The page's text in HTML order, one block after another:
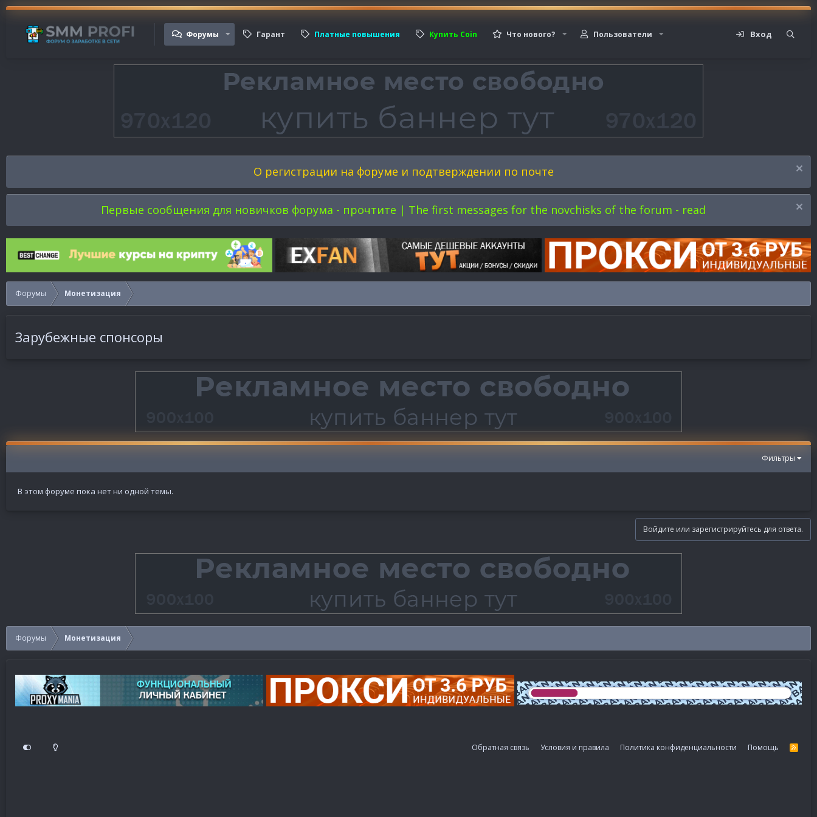
Форумы Гарант Платные повышения Купить Coin Что нового? Пользователи Вход
О регистрации на форуме и подтверждении по почте
Первые сообщения для новичков форума - прочтите | The first messages for the novchisks of the forum - read
Форумы Монетизация
Зарубежные спонсоры
Фильтры
В этом форуме пока нет ни одной темы.
Войдите или зарегистрируйтесь для ответа.
Форумы Монетизация
Обратная связь Условия и правила Политика конфиденциальности Помощь
R